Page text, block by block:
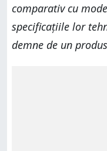
comparativ cu
specificațiile lor
demne de un